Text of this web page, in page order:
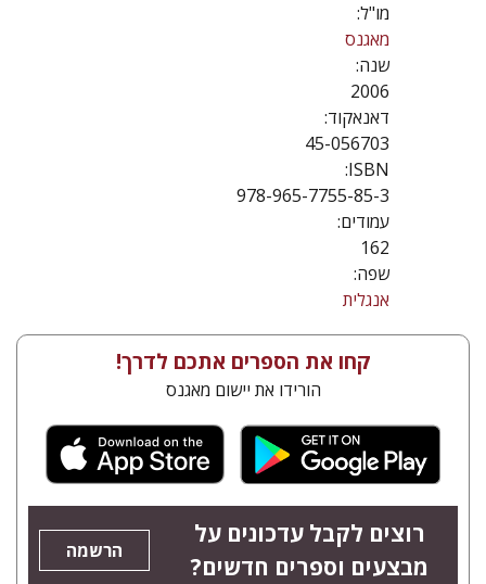
מו"ל:
מאגנס
שנה:
2006
דאנאקוד:
45-056703
ISBN:
978-965-7755-85-3
עמודים:
162
שפה:
אנגלית
קחו את הספרים אתכם לדרך!
הורידו את יישום מאגנס
רוצים לקבל עדכונים על
מבצעים וספרים חדשים?
הרשמה